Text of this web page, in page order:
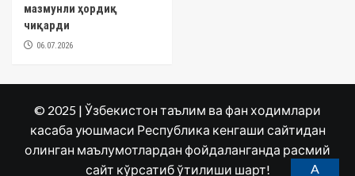
мазмунли ҳордиқ
чиқарди
06.07.2026
© 2025 | Ўзбекистон таълим ва фан ходимлари
касаба уюшмаси Республика кенгаши сайтидан
олинган маълумотлардан фойдаланганда расмий
сайт кўрсатиб ўтилиши шарт!
A